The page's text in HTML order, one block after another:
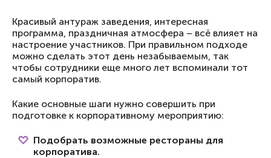
Красивый антураж заведения, интересная
программа, праздничная атмосфера – всё влияет на
настроение участников. При правильном подходе
можно сделать этот день незабываемым, так
чтобы сотрудники еще много лет вспоминали тот
самый корпоратив.
Какие основные шаги нужно совершить при
подготовке к корпоративному мероприятию:
Подобрать возможные рестораны для
корпоратива.